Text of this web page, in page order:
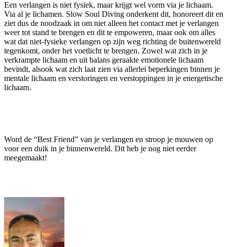
Een verlangen is niet fysiek, maar krijgt wel vorm via je lichaam.
Via al je lichamen. Slow Soul Diving onderkent dit, honoreert dit en
ziet dus de noodzaak in om niet alleen het contact met je verlangen
weer tot stand te brengen en dit te empoweren, maar ook om alles
wat dat niet-fysieke verlangen op zijn weg richting de buitenwereld
tegenkomt, onder het voetlicht te brengen. Zowel wat zich in je
verkrampte lichaam en uit balans geraakte emotionele lichaam
bevindt, alsook wat zich laat zien via allerlei beperkingen binnen je
mentale lichaam en verstoringen en verstoppingen in je energetische
lichaam.
Word de “Best Friend” van je verlangen en stroop je mouwen op
voor een duik in je binnenwereld. Dit heb je nog niet eerder
meegemaakt!